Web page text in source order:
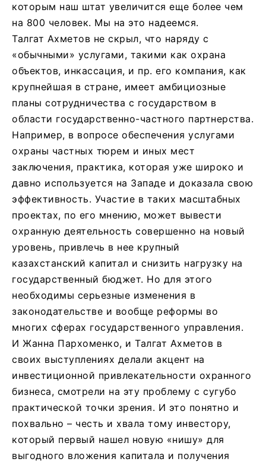
которым наш штат увеличится еще более чем
на 800 человек. Мы на это надеемся.
Талгат Ахметов не скрыл, что наряду с
«обычными» услугами, такими как охрана
объектов, инкассация, и пр. его компания, как
крупнейшая в стране, имеет амбициозные
планы сотрудничества с государством в
области государственно-частного партнерства.
Например, в вопросе обеспечения услугами
охраны частных тюрем и иных мест
заключения, практика, которая уже широко и
давно используется на Западе и доказала свою
эффективность. Участие в таких масштабных
проектах, по его мнению, может вывести
охранную деятельность совершенно на новый
уровень, привлечь в нее крупный
казахстанский капитал и снизить нагрузку на
государственный бюджет. Но для этого
необходимы серьезные изменения в
законодательстве и вообще реформы во
многих сферах государственного управления.
И Жанна Пархоменко, и Талгат Ахметов в
своих выступлениях делали акцент на
инвестиционной привлекательности охранного
бизнеса, смотрели на эту проблему с сугубо
практической точки зрения. И это понятно и
похвально – честь и хвала тому инвестору,
который первый нашел новую «нишу» для
выгодного вложения капитала и получения